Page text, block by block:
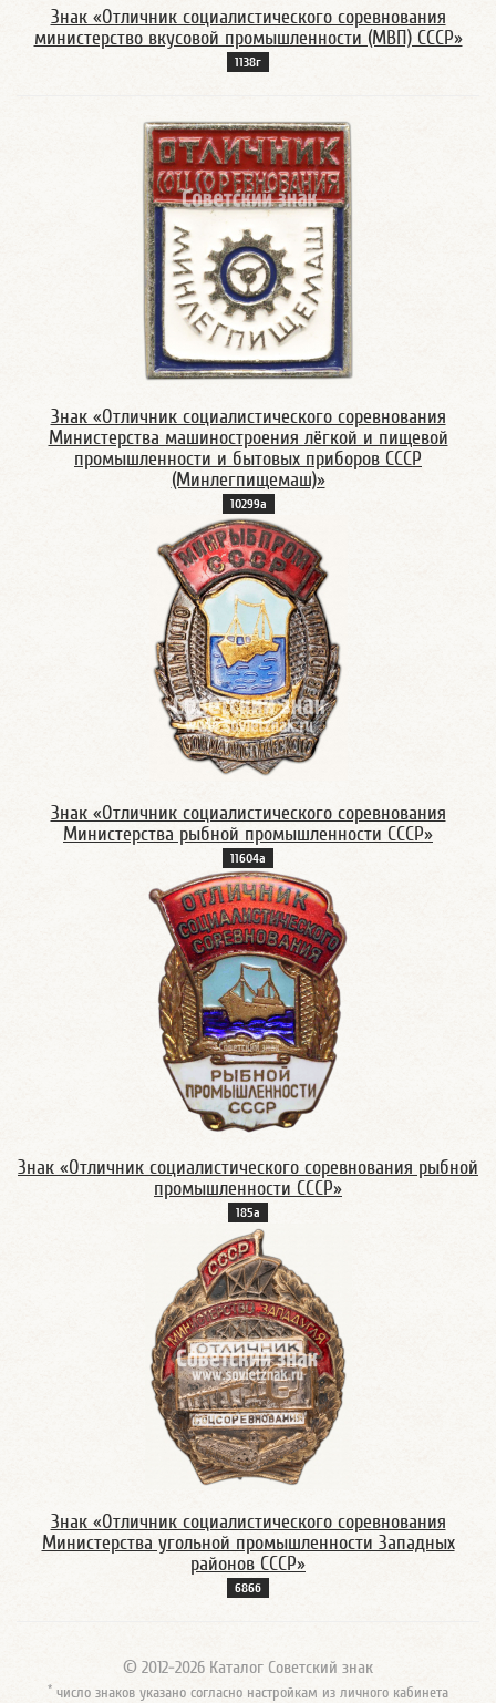
Знак «Отличник социалистического соревнования
министерство вкусовой промышленности (МВП) СССР»
1138г
Знак «Отличник социалистического соревнования
Министерства машиностроения лёгкой и пищевой
промышленности и бытовых приборов СССР
(Минлегпищемаш)»
10299а
Знак «Отличник социалистического соревнования
Министерства рыбной промышленности СССР»
11604а
Знак «Отличник социалистического соревнования рыбной
промышленности СССР»
185а
Знак «Отличник социалистического соревнования
Министерства угольной промышленности Западных
районов СССР»
686б
© 2012-2026 Каталог Советский знак
* число знаков указано согласно настройкам из личного кабинета